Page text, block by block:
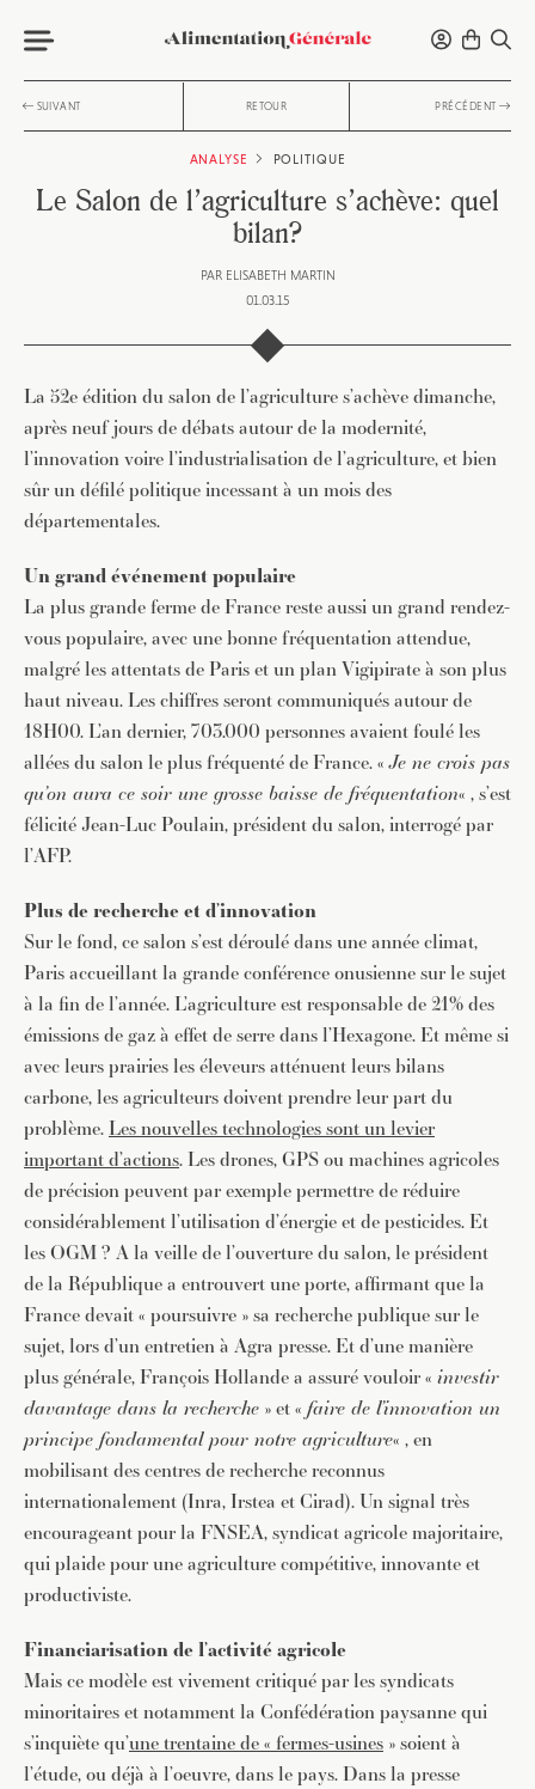
SUIVANT RETOUR PRÉCÉDENT
ANALYSE POLITIQUE
Le Salon de l’agriculture s’achève: quel
bilan?
PAR ELISABETH MARTIN
01.03.15
La 52e édition du salon de l’agriculture s’achève dimanche,
après neuf jours de débats autour de la modernité,
l’innovation voire l’industrialisation de l’agriculture, et bien
sûr un défilé politique incessant à un mois des
départementales.
Un grand événement populaire
La plus grande ferme de France reste aussi un grand rendez-
vous populaire, avec une bonne fréquentation attendue,
malgré les attentats de Paris et un plan Vigipirate à son plus
haut niveau. Les chiffres seront communiqués autour de
18H00. L’an dernier, 703.000 personnes avaient foulé les
allées du salon le plus fréquenté de France. «Je ne crois pas
qu’on aura ce soir une grosse baisse de fréquentation« , s’est
félicité Jean-Luc Poulain, président du salon, interrogé par
l’AFP.
Plus de recherche et d’innovation
Sur le fond, ce salon s’est déroulé dans une année climat,
Paris accueillant la grande conférence onusienne sur le sujet
à la fin de l’année. L’agriculture est responsable de 21% des
émissions de gaz à effet de serre dans l’Hexagone. Et même si
avec leurs prairies les éleveurs atténuent leurs bilans
carbone, les agriculteurs doivent prendre leur part du
problème.Les nouvelles technologies sont un levier
important d’actions. Les drones, GPS ou machines agricoles
de précision peuvent par exemple permettre de réduire
considérablement l’utilisation d’énergie et de pesticides. Et
les OGM ? A la veille de l’ouverture du salon, le président
de la République a entrouvert une porte, affirmant que la
France devait « poursuivre » sa recherche publique sur le
sujet, lors d’un entretien à Agra presse. Et d’une manière
plus générale, François Hollande a assuré vouloir « investir
davantage dans la recherche » et « faire de l’innovation un
principe fondamental pour notre agriculture« , en
mobilisant des centres de recherche reconnus
internationalement (Inra, Irstea et Cirad). Un signal très
encourageant pour la FNSEA, syndicat agricole majoritaire,
qui plaide pour une agriculture compétitive, innovante et
productiviste.
Financiarisation de l’activité agricole
Mais ce modèle est vivement critiqué par les syndicats
minoritaires et notamment la Confédération paysanne qui
s’inquiète qu’une trentaine de « fermes-usines » soient à
l’étude, ou déjà à l’oeuvre, dans le pays. Dans la presse